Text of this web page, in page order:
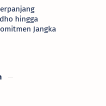
hingga
Jangka